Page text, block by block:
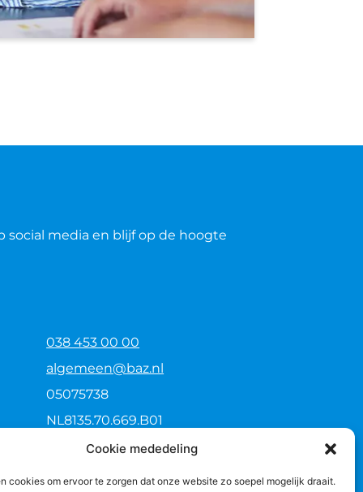
Cookie mededeling
cookies om ervoor te zorgen dat onze website zo soepel mogelijk draait.
social media en blijf op de hoogte
038 453 00 00
algemeen@baz.nl
05075738
NL8135.70.669.B01
NL70 RABO 0170.7373.22